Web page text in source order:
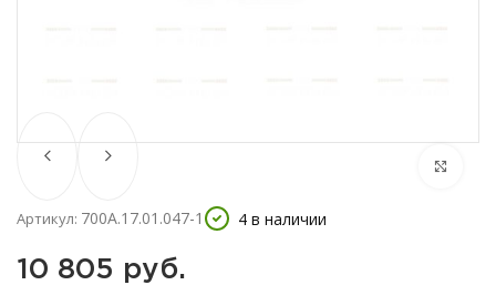
Артикул: 700А.17.01.047-1 4 в наличии
10 805 руб.